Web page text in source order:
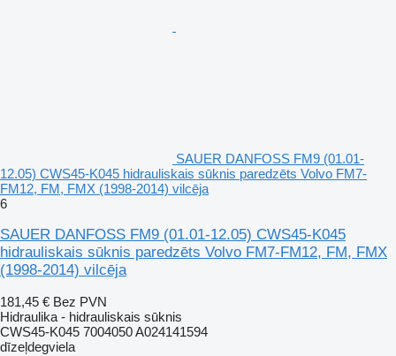
SAUER DANFOSS FM9 (01.01-
12.05) CWS45-K045 hidrauliskais sūknis paredzēts Volvo FM7-
FM12, FM, FMX (1998-2014) vilcēja
6
SAUER DANFOSS FM9 (01.01-12.05) CWS45-K045
hidrauliskais sūknis paredzēts Volvo FM7-FM12, FM, FMX
(1998-2014) vilcēja
181,45 € Bez PVN
Hidraulika - hidrauliskais sūknis
CWS45-K045 7004050 A024141594
dīzeļdegviela